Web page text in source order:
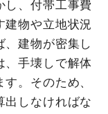
金額
11,527,000
円
146,000円
円
金額
円 3,149,000円
し、付帯工事費
建物や立地状況
、建物が密集し
、手壊しで解体
。そのため、
出しなければな